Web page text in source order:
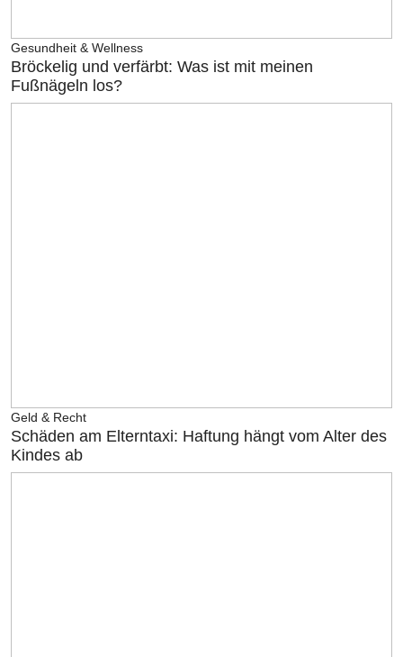
Gesundheit & Wellness
Bröckelig und verfärbt: Was ist mit meinen
Fußnägeln los?
Geld & Recht
Schäden am Elterntaxi: Haftung hängt vom Alter des
Kindes ab